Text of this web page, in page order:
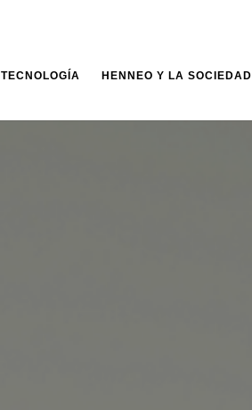
TECNOLOGÍA HENNEO Y LA SOCIEDAD